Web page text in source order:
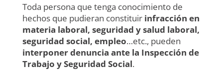
Toda persona que tenga conocimiento de
hechos que pudieran constituirinfracción en
materia laboral, seguridad y salud laboral,
seguridad social, empleo…etc., pueden
interponer denuncia ante la Inspección de
Trabajo y Seguridad Social.